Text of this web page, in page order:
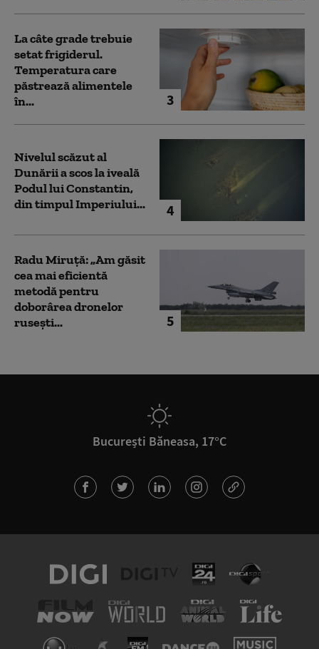
3
La câte grade trebuie
setat frigiderul.
Temperatura care
păstrează alimentele
în...
4
Nivelul scăzut al
Dunării a scos la iveală
Podul lui Constantin,
din timpul Imperiului...
5
Radu Miruță: „Am găsit
cea mai eficientă
metodă pentru
doborârea dronelor
rusești...
București Băneasa, 17°C